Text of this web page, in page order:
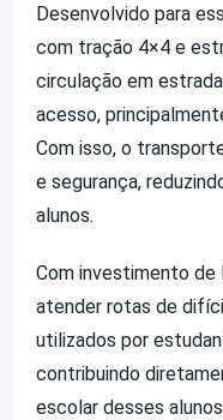
Desenvolvido para
com tração 4×4 e
circulação em
acesso,
Com isso, o
e segurança,
alunos.
Com investimento de
atender rotas de
utilizados por
contribuindo
escolar desses